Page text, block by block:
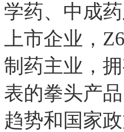
学药、中成
上市企业
制药主业
表的拳头产品
趋势和国家政